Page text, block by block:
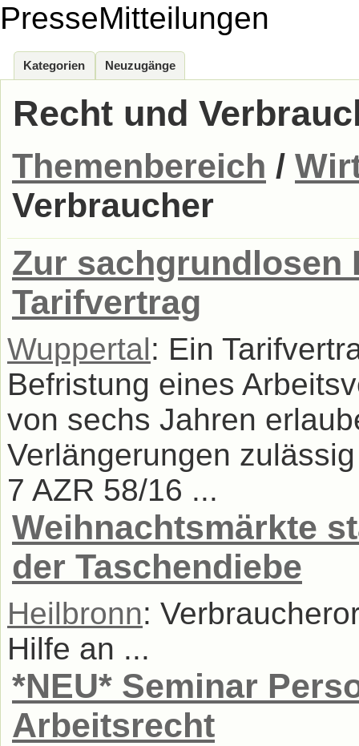
PresseMitteilungen
Kategorien Neuzugänge
Recht und
Themenbereich /
Verbraucher
Zur
Tarifvertrag
Wuppertal: Ein
Befristung eines
von sechs Jahren
Verlängerungen
7 AZR 58/16 ...
Weihnachtsmärkte
der Taschendiebe
Heilbronn:
Hilfe an ...
*NEU* Seminar
Arbeitsrecht